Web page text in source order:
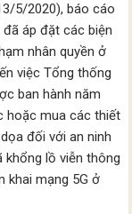
5/2020), báo cáo
áp đặt các biện
nhân quyền ở
việc Tổng thống
ban hành năm
hoặc mua các thiết
đối với an ninh
khổng lồ viễn thông
khai mạng 5G ở